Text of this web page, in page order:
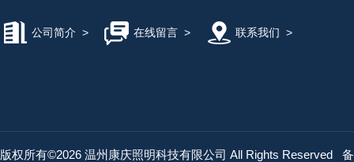
公司简介 > 在线留言> 联系我们 >
版权所有©2026 温州康庆照明科技有限公司 All Rights Reserved